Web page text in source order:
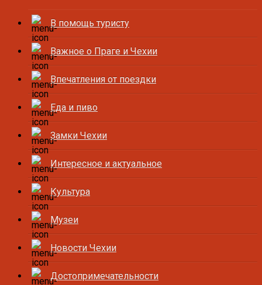
В помощь туристу
Важное о Праге и Чехии
Впечатления от поездки
Еда и пиво
Замки Чехии
Интересное и актуальное
Культура
Музеи
Новости Чехии
Достопримечательности